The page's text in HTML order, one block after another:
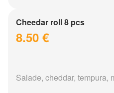
Cheedar roll 8 pcs
8.50 €
Salade, cheddar, tempura,